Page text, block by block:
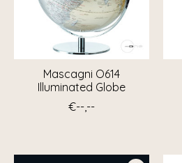
Mascagni O614
Illuminated Globe
€--,--